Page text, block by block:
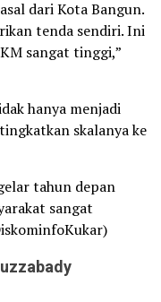
dari Kota Bangun.
tenda sendiri. Ini
sangat tinggi,”
hanya menjadi
skalanya ke
tahun depan
sangat